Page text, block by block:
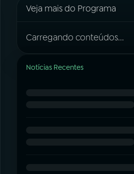
Veja mais do Programa
Carregando conteúdos...
Notícias Recentes